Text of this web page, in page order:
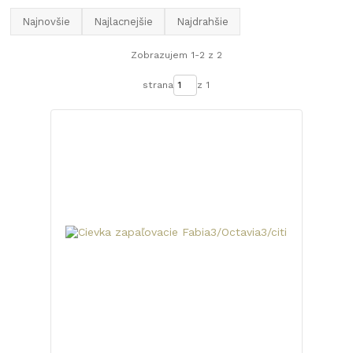
Najnovšie Najlacnejšie Najdrahšie
Zobrazujem 1-2 z 2
strana z 1